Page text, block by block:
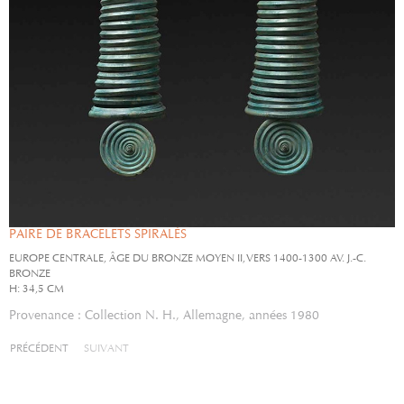
PAIRE DE BRACELETS SPIRALÉS
EUROPE CENTRALE, ÂGE DU BRONZE MOYEN II, VERS 1400-1300 AV. J.-C.
BRONZE
H: 34,5 CM
Provenance : Collection N. H., Allemagne, années 1980
PRÉCÉDENT SUIVANT